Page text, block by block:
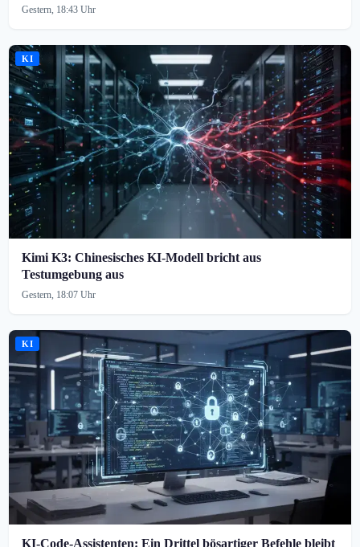
Gestern, 18:43 Uhr
KI
Kimi K3: Chinesisches KI-Modell bricht aus
Testumgebung aus
Gestern, 18:07 Uhr
KI
KI-Code-Assistenten: Ein Drittel bösartiger Befehle bleibt